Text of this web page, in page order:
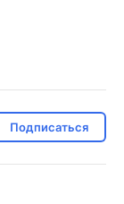
Подписаться